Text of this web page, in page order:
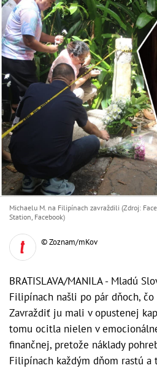
Michaelu M. na Filipínach zavraždili (Zdroj:
Station, Facebook)
© Zoznam/mKov
BRATISLAVA/MANILA - Mladú
Filipínach našli po pár dňoch,
Zavraždiť ju mali v opustenej
tomu ocitla nielen v
finančnej, pretože náklady
Filipínach každým dňom rastú a